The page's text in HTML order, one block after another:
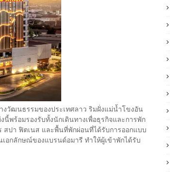
งวัฒนธรรมของประเทศลาว ริมฝั่งแม่น้ำโขงอัน
พร้อมรองรับทั้งนักเดินทางเพื่อธุรกิจและการพัก
สปา ฟิตเนส และพื้นที่พักผ่อนที่ได้รับการออกแบบ
อกลักษณ์ของแบรนด์อมารี ทำให้ผู้เข้าพักได้รับ